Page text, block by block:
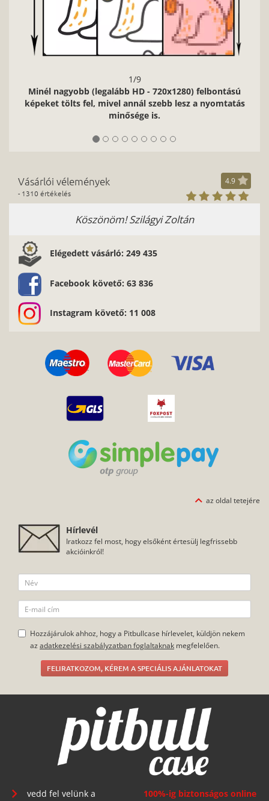
1/9
Minél nagyobb (legalább HD - 720x1280) felbontású
képeket tölts fel, mivel annál szebb lesz a nyomtatás
minősége is.
Vásárlói vélemények
- 1310 értékelés
4.9
Köszönöm! Szilágyi Zoltán
Elégedett vásárló: 249 435
Facebook követő: 63 836
Instagram követő: 11 008
az oldal tetejére
Hírlevél
Iratkozz fel most, hogy elsőként értesülj legfrissebb
akcióinkról!
Hozzájárulok ahhoz, hogy a Pitbullcase hírlevelet, küldjön nekem
az adatkezelési szabályzatban foglaltaknak megfelelően.
FELIRATKOZOM, KÉREM A SPECIÁLIS AJÁNLATOKAT
vedd fel velünk a
100%-ig biztonságos online